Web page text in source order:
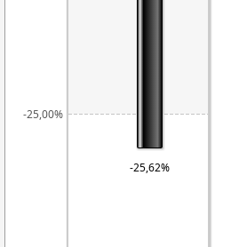
-25,00%
-25,62%